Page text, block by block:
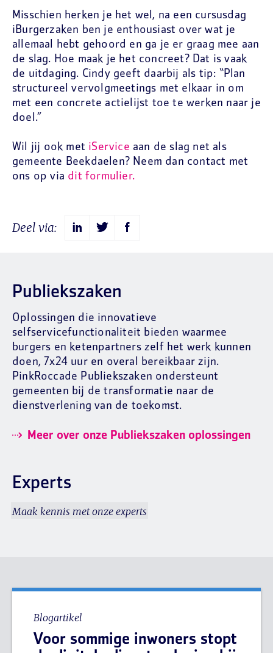
Misschien herken je het wel, na een cursusdag
iBurgerzaken ben je enthousiast over wat je
allemaal hebt gehoord en ga je er graag mee aan
de slag. Hoe maak je het concreet? Dat is vaak
de uitdaging. Cindy geeft daarbij als tip: “Plan
structureel vervolgmeetings met elkaar in om
met een concrete actielijst toe te werken naar je
doel.”
Wil jij ook met iService aan de slag net als
gemeente Beekdaelen? Neem dan contact met
ons op via dit formulier.
Deel via:
Publiekszaken
Oplossingen die innovatieve
selfservicefunctionaliteit bieden waarmee
burgers en ketenpartners zelf het werk kunnen
doen, 7x24 uur en overal bereikbaar zijn.
PinkRoccade Publiekszaken ondersteunt
gemeenten bij de transformatie naar de
dienstverlening van de toekomst.
Meer over onze Publiekszaken oplossingen
Experts
Maak kennis met onze experts
Blogartikel
Voor sommige inwoners stopt